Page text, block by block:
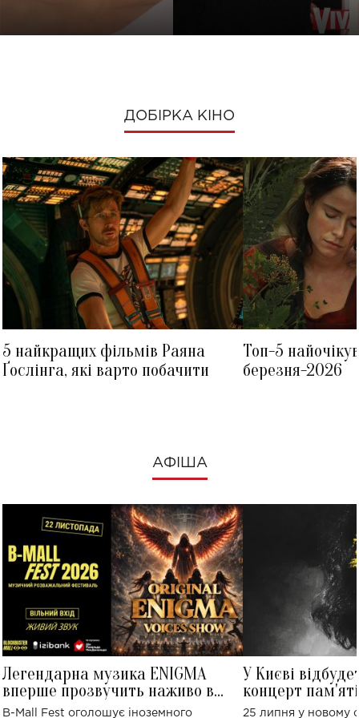
ДОБІРКА КІНО
5 найкращих фільмів Раяна
Ґослінга, які варто побачити
Топ-5
березня-2026
АФІША
Легендарна музика ENIGMA
вперше прозвучить наживо в
Україні: де відбудеться концерт
B-Mall Fest оголошує іноземного
У Києві
концерт
Клименка:
25 липня у новому